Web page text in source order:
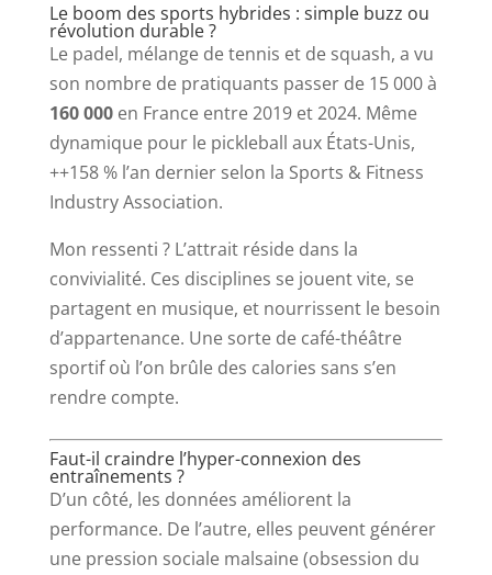
Le boom des sports hybrides : simple buzz ou
révolution durable ?
Le padel, mélange de tennis et de squash, a vu
son nombre de pratiquants passer de 15 000 à
160 000en France entre 2019 et 2024. Même
dynamique pour le pickleball aux États-Unis,
++158 % l’an dernier selon la Sports & Fitness
Industry Association.
Mon ressenti ? L’attrait réside dans la
convivialité. Ces disciplines se jouent vite, se
partagent en musique, et nourrissent le besoin
d’appartenance. Une sorte de café-théâtre
sportif où l’on brûle des calories sans s’en
rendre compte.
Faut-il craindre l’hyper-connexion des
entraînements ?
D’un côté, les données améliorent la
performance. De l’autre, elles peuvent générer
une pression sociale malsaine (obsession du